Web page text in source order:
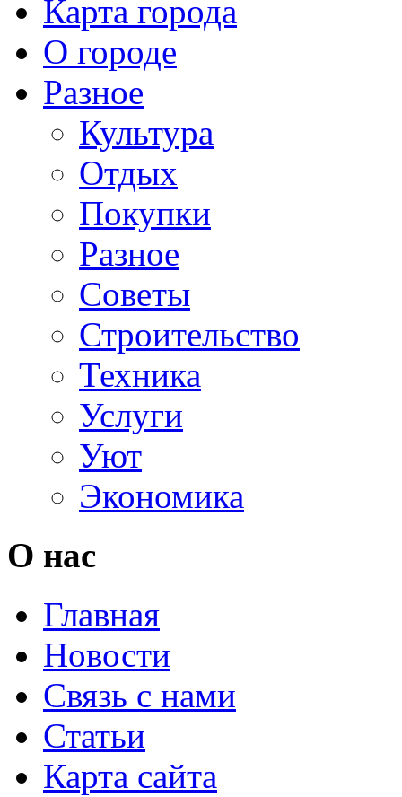
Карта города
О городе
Разное
Культура
Отдых
Покупки
Разное
Советы
Строительство
Техника
Услуги
Уют
Экономика
О нас
Главная
Новости
Связь с нами
Статьи
Карта сайта